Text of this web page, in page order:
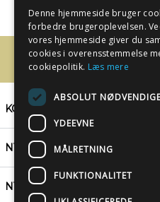
Har du spørgsmål, så
KONTAKT
NYHEDSBREV
NYTTIGE LINKS
Denne hjemmeside bruger
forbedre brugeroplevelsen.
vores hjemmeside giver du
cookies i overensstemmelse
cookiepolitik. Læs mere
ABSOLUT
YDEEVNE
MÅLRETNING
FUNKTIONALITET